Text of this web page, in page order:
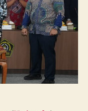
Akreditasi
Internasional
ACQUIN
Lewat
Jalur
Track